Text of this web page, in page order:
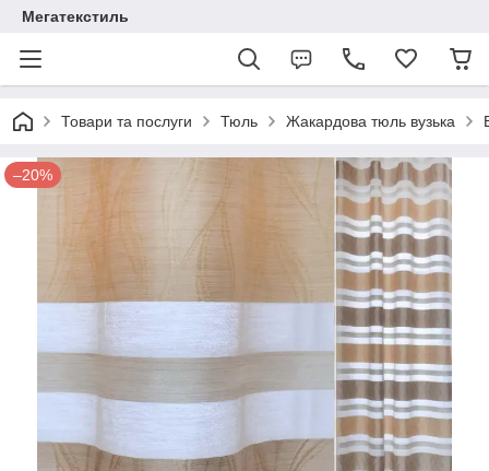
Мегатекстиль
Товари та послуги Тюль Жакардова тюль вузька
–20%